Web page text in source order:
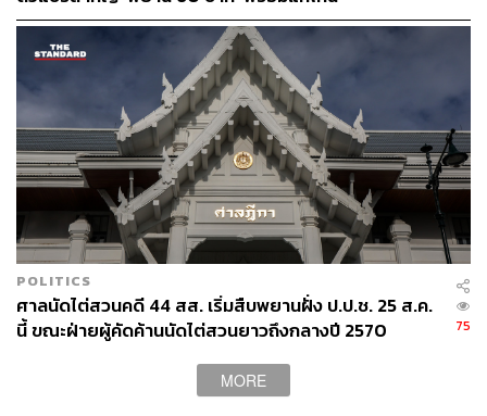
POLITICS
ศาลนัดไต่สวนคดี 44 สส. เริ่มสืบพยานฝั่ง ป.ป.ช. 25 ส.ค.
นี้ ขณะฝ่ายผู้คัดค้านนัดไต่สวนยาวถึงกลางปี 2570
75
MORE